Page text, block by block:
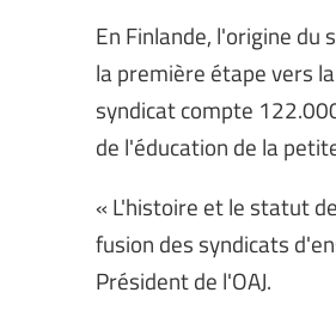
En Finlande, l'origine du
la première étape vers
syndicat compte
de l'éducation de la
« L'histoire et le statut
fusion des syndicats
Président de l'OAJ.